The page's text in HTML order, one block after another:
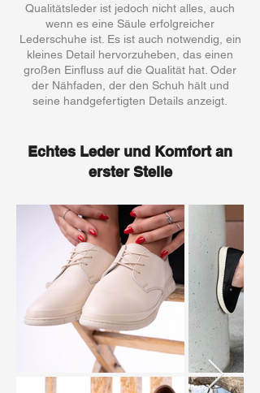
Qualitätsleder ist jedoch nicht alles, auch
wenn es eine Säule erfolgreicher
Lederschuhe ist. Es ist auch notwendig, ein
kleines Detail hervorzuheben, das einen
großen Einfluss auf die Qualität hat. Oder
der Nähfaden, der den Schuh hält und
seine handgefertigten Details anzeigt.
Echtes Leder und Komfort an
erster Stelle